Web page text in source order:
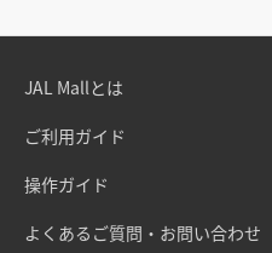
JAL Mallとは
ご利用ガイド
操作ガイド
よくあるご質問・お問い合わせ